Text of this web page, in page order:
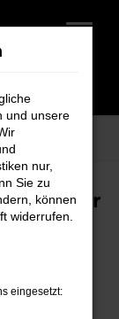
eines Autos
Alltag
und unsere
nur,
Sie zu
können
widerrufen.
eingesetzt: